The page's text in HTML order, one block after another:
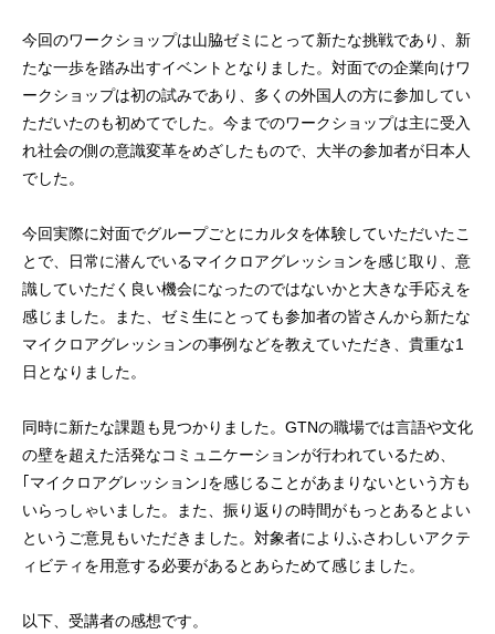
今回のワークショップは山脇ゼミにとって新たな挑戦であり、新
たな一歩を踏み出すイベントとなりました。対面での企業向けワ
ークショップは初の試みであり、多くの外国人の方に参加してい
ただいたのも初めてでした。今までのワークショップは主に受入
れ社会の側の意識変革をめざしたもので、大半の参加者が日本人
でした。
今回実際に対面でグループごとにカルタを体験していただいたこ
とで、日常に潜んでいるマイクロアグレッションを感じ取り、意
識していただく良い機会になったのではないかと大きな手応えを
感じました。また、ゼミ生にとっても参加者の皆さんから新たな
マイクロアグレッションの事例などを教えていただき、貴重な1
日となりました。
同時に新たな課題も見つかりました。GTNの職場では言語や文化
の壁を超えた活発なコミュニケーションが行われているため、
｢マイクロアグレッション｣を感じることがあまりないという方も
いらっしゃいました。また、振り返りの時間がもっとあるとよい
というご意見もいただきました。対象者によりふさわしいアクテ
ィビティを用意する必要があるとあらためて感じました。
以下、受講者の感想です。